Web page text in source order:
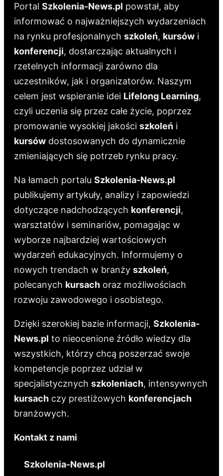
Portal Szkolenia-News.pl powstał, aby
informować o najważniejszych wydarzeniach
na rynku profesjonalnych szkoleń, kursów i
konferencji, dostarczając aktualnych i
rzetelnych informacji zarówno dla
uczestników, jak i organizatorów. Naszym
celem jest wspieranie idei Lifelong Learning,
czyli uczenia się przez całe życie, poprzez
promowanie wysokiej jakości szkoleń i
kursów dostosowanych do dynamicznie
zmieniających się potrzeb rynku pracy.
Na łamach portalu Szkolenia-News.pl
publikujemy artykuły, analizy i zapowiedzi
dotyczące nadchodzących konferencji,
warsztatów i seminariów, pomagając w
wyborze najbardziej wartościowych
wydarzeń edukacyjnych. Informujemy o
nowych trendach w branży szkoleń,
polecanych kursach oraz możliwościach
rozwoju zawodowego i osobistego.
Dzięki szerokiej bazie informacji, Szkolenia-
News.pl to nieocenione źródło wiedzy dla
wszystkich, którzy chcą poszerzać swoje
kompetencje poprzez udział w
specjalistycznych szkoleniach, intensywnych
kursach czy prestiżowych konferencjach
branżowych.
Kontakt z nami
Szkolenia-News.pl